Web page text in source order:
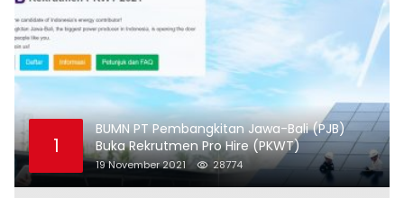
1
BUMN PT Pembangkitan Jawa-Bali (PJB)
Buka Rekrutmen Pro Hire (PKWT)
19 November 2021 28774